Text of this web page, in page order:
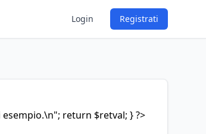
Login Registrati
return $retval; } ?>